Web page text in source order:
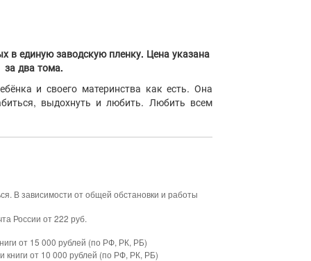
в единую заводскую пленку. Цена указана
за два тома.
и своего материнства как есть. Она
выдохнуть и любить. Любить всем
В зависимости от общей обстановки и работы
России от 222 руб.
от 15 000 рублей (по РФ, РК, РБ)
книги от 10 000 рублей (по РФ, РК, РБ)